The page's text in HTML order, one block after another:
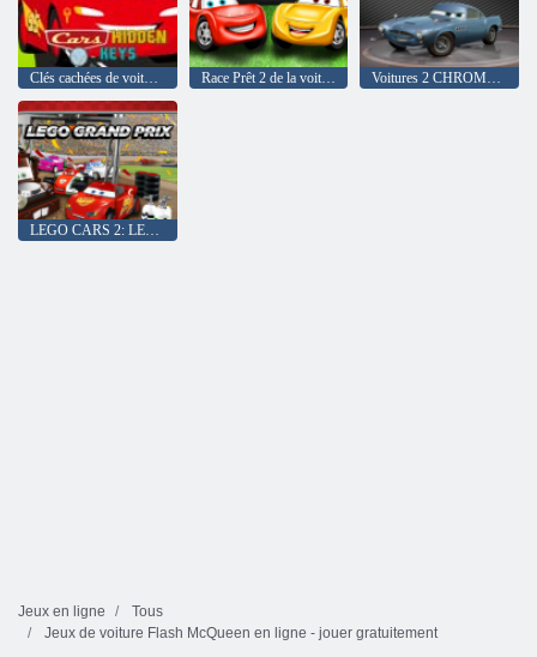
Race Prêt 2 de la voiture
LEGO CARS 2: LEGO Grand Prix
Jeux en ligne
Tous
Jeux de voiture Flash McQueen en ligne - jouer gratuitement